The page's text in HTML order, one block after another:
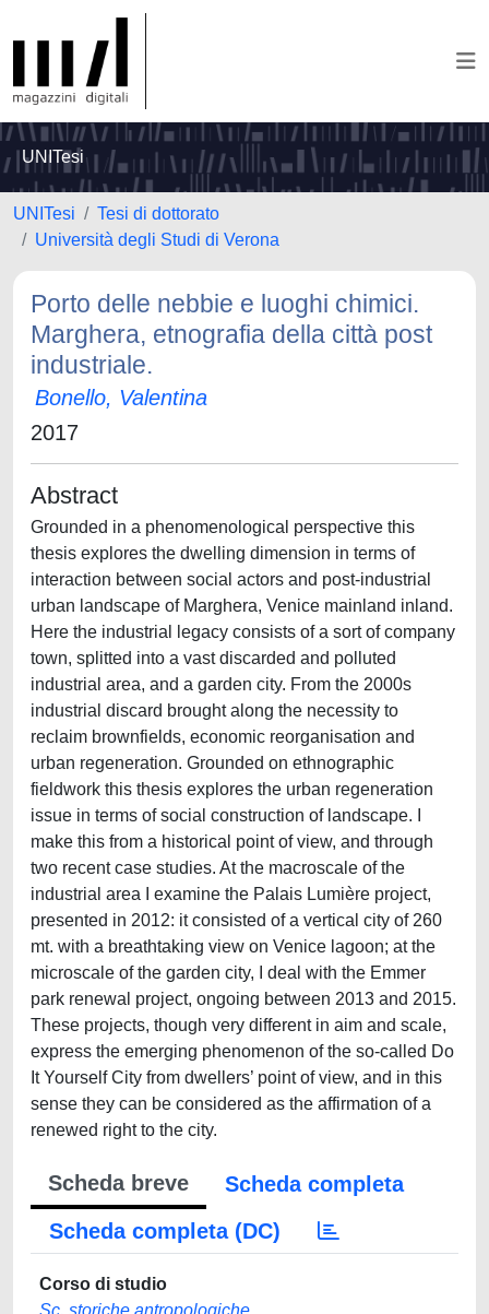
UNITesi
UNITesi
Tesi di dottorato
Università degli Studi di Verona
Porto delle nebbie e luoghi chimici.
Marghera, etnografia della città post
industriale.
Bonello, Valentina
2017
Abstract
Grounded in a phenomenological perspective this
thesis explores the dwelling dimension in terms of
interaction between social actors and post-industrial
urban landscape of Marghera, Venice mainland inland.
Here the industrial legacy consists of a sort of company
town, splitted into a vast discarded and polluted
industrial area, and a garden city. From the 2000s
industrial discard brought along the necessity to
reclaim brownfields, economic reorganisation and
urban regeneration. Grounded on ethnographic
fieldwork this thesis explores the urban regeneration
issue in terms of social construction of landscape. I
make this from a historical point of view, and through
two recent case studies. At the macroscale of the
industrial area I examine the Palais Lumière project,
presented in 2012: it consisted of a vertical city of 260
mt. with a breathtaking view on Venice lagoon; at the
microscale of the garden city, I deal with the Emmer
park renewal project, ongoing between 2013 and 2015.
These projects, though very different in aim and scale,
express the emerging phenomenon of the so-called Do
It Yourself City from dwellers’ point of view, and in this
sense they can be considered as the affirmation of a
renewed right to the city.
Scheda breve
Scheda completa
Scheda completa (DC)
Corso di studio
Sc. storiche antropologiche